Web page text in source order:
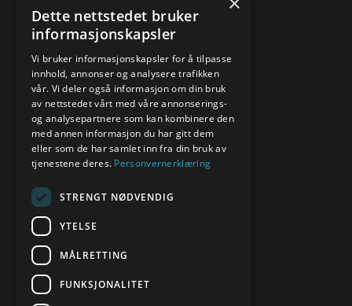
Om oss
Kundereferanser
Priser
Blogg
Kontakt oss
KONTAKT
hei@digitelle.no
48 33 87 87
JURIDISK
Personvern
Cookies
Vilkår
Dette nettstedet bruker
informasjonskapsler
Vi bruker informasjonskapsler for å tilpasse
innhold, annonser og analysere trafikken
vår. Vi deler også informasjon om din bruk
av nettstedet vårt med våre annonserings-
og analysepartnere som kan kombinere den
med annen informasjon du har gitt dem
eller som de har samlet inn fra din bruk av
tjenestene deres. Personvernerklæring
STRENGT NØDVENDIG
YTELSE
MÅLRETTING
FUNKSJONALITET